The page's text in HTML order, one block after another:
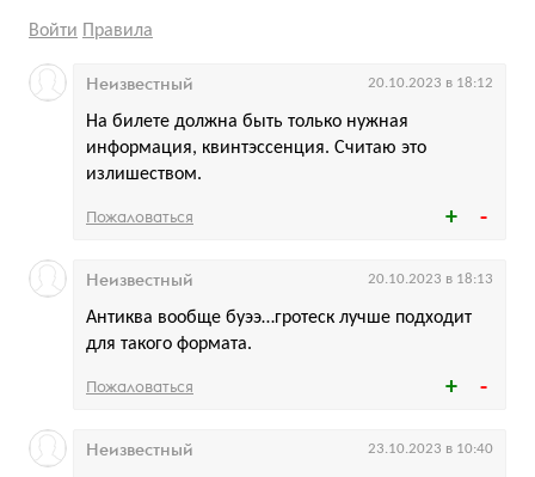
Войти Правила
На билете должна быть только нужная
информация, квинтэссенция. Считаю это
излишеством.
Неизвестный 20.10.2023 в 18:12
Пожаловаться
Антиква вообще буээ…гротеск лучше подходит
для такого формата.
Неизвестный 20.10.2023 в 18:13
Пожаловаться
Неизвестный 23.10.2023 в 10:40